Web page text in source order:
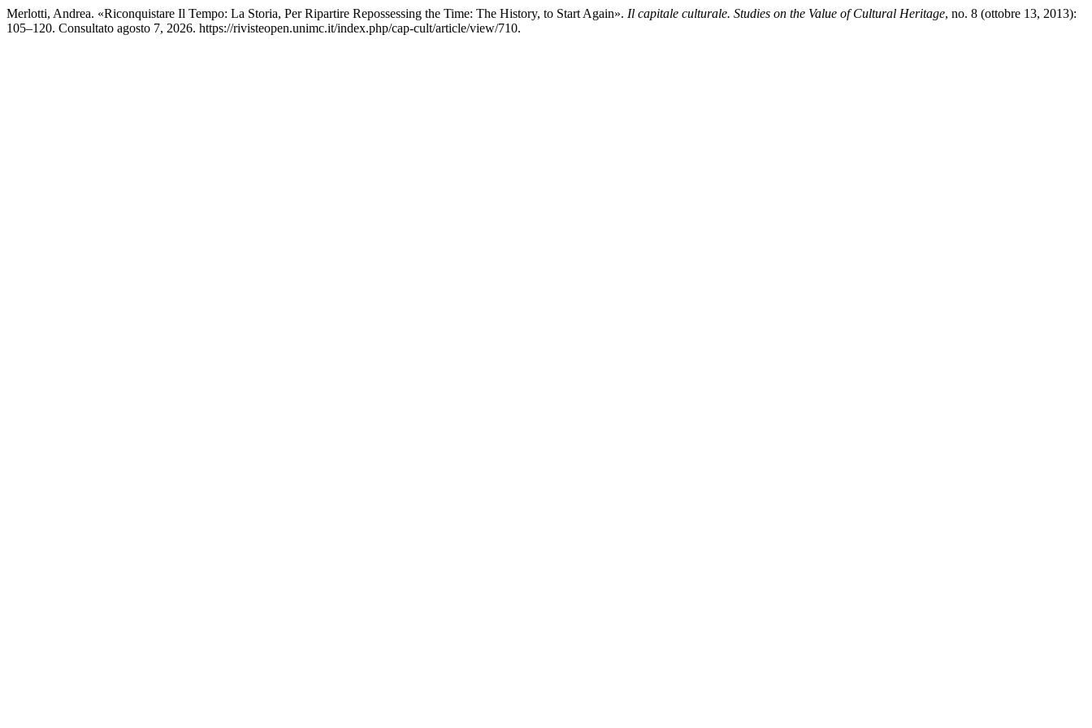
Merlotti, Andrea. «Riconquistare Il Tempo: La Storia, Per Ripartire Repossessing the Time: The History, to Start Again». Il capitale culturale. Studies on the Value of Cultural Heritage, no. 8 (ottobre 13, 2013):
105–120. Consultato agosto 7, 2026. https://rivisteopen.unimc.it/index.php/cap-cult/article/view/710.